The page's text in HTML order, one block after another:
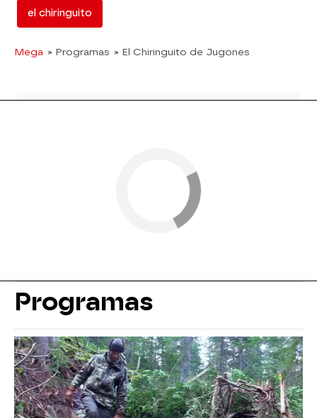
el chiringuito
Mega » Programas » El Chiringuito de Jugones
Programas